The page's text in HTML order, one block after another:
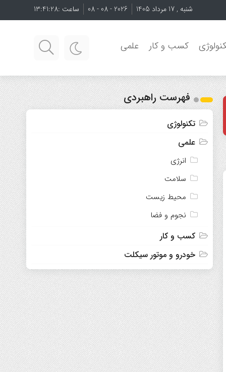
شنبه , 17 مرداد 1405 2026 - 08 - 08 ساعت :13:41:29
کسب و کار علمی
فهرست راهبردی
تکنولوژی
علمی
انرژی
سلامت
محیط زیست
نجوم و فضا
کسب و کار
خودرو و موتور سیکلت